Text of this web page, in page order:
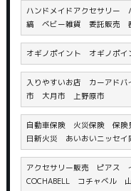
ハンドメイドアクセサリ
縞 ベビー雑貨 委託販売
オギノポイント オギノポ
入りやすいお店 カーア
市 大月市 上野原市
自動車保険 火災保険 保
日新火災 あいおいニッセイ
アクセサリー販売 ピアス
COCHABELL コチャベル